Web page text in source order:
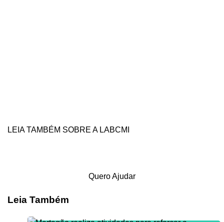
LEIA TAMBÉM SOBRE A LABCMI
Quero Ajudar
Leia Também